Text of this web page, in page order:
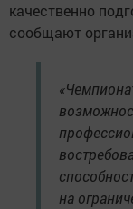
качественно
сообщают
на